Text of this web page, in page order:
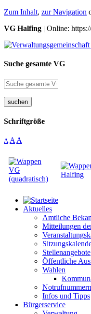
Zum Inhalt, zur Navigation
VG Halfing | Online:
Suche gesamte VG
suchen
Schriftgröße
A A A
Aktuelles
Amtliche
Mitteilungen
Stellenangebote
Öffentliche
Wahlen
Notrufnummern
Infos und Tipps
Bürgerservice